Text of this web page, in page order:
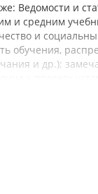
Ведомости и
и средним
и
обучения,
и др.);
план работы